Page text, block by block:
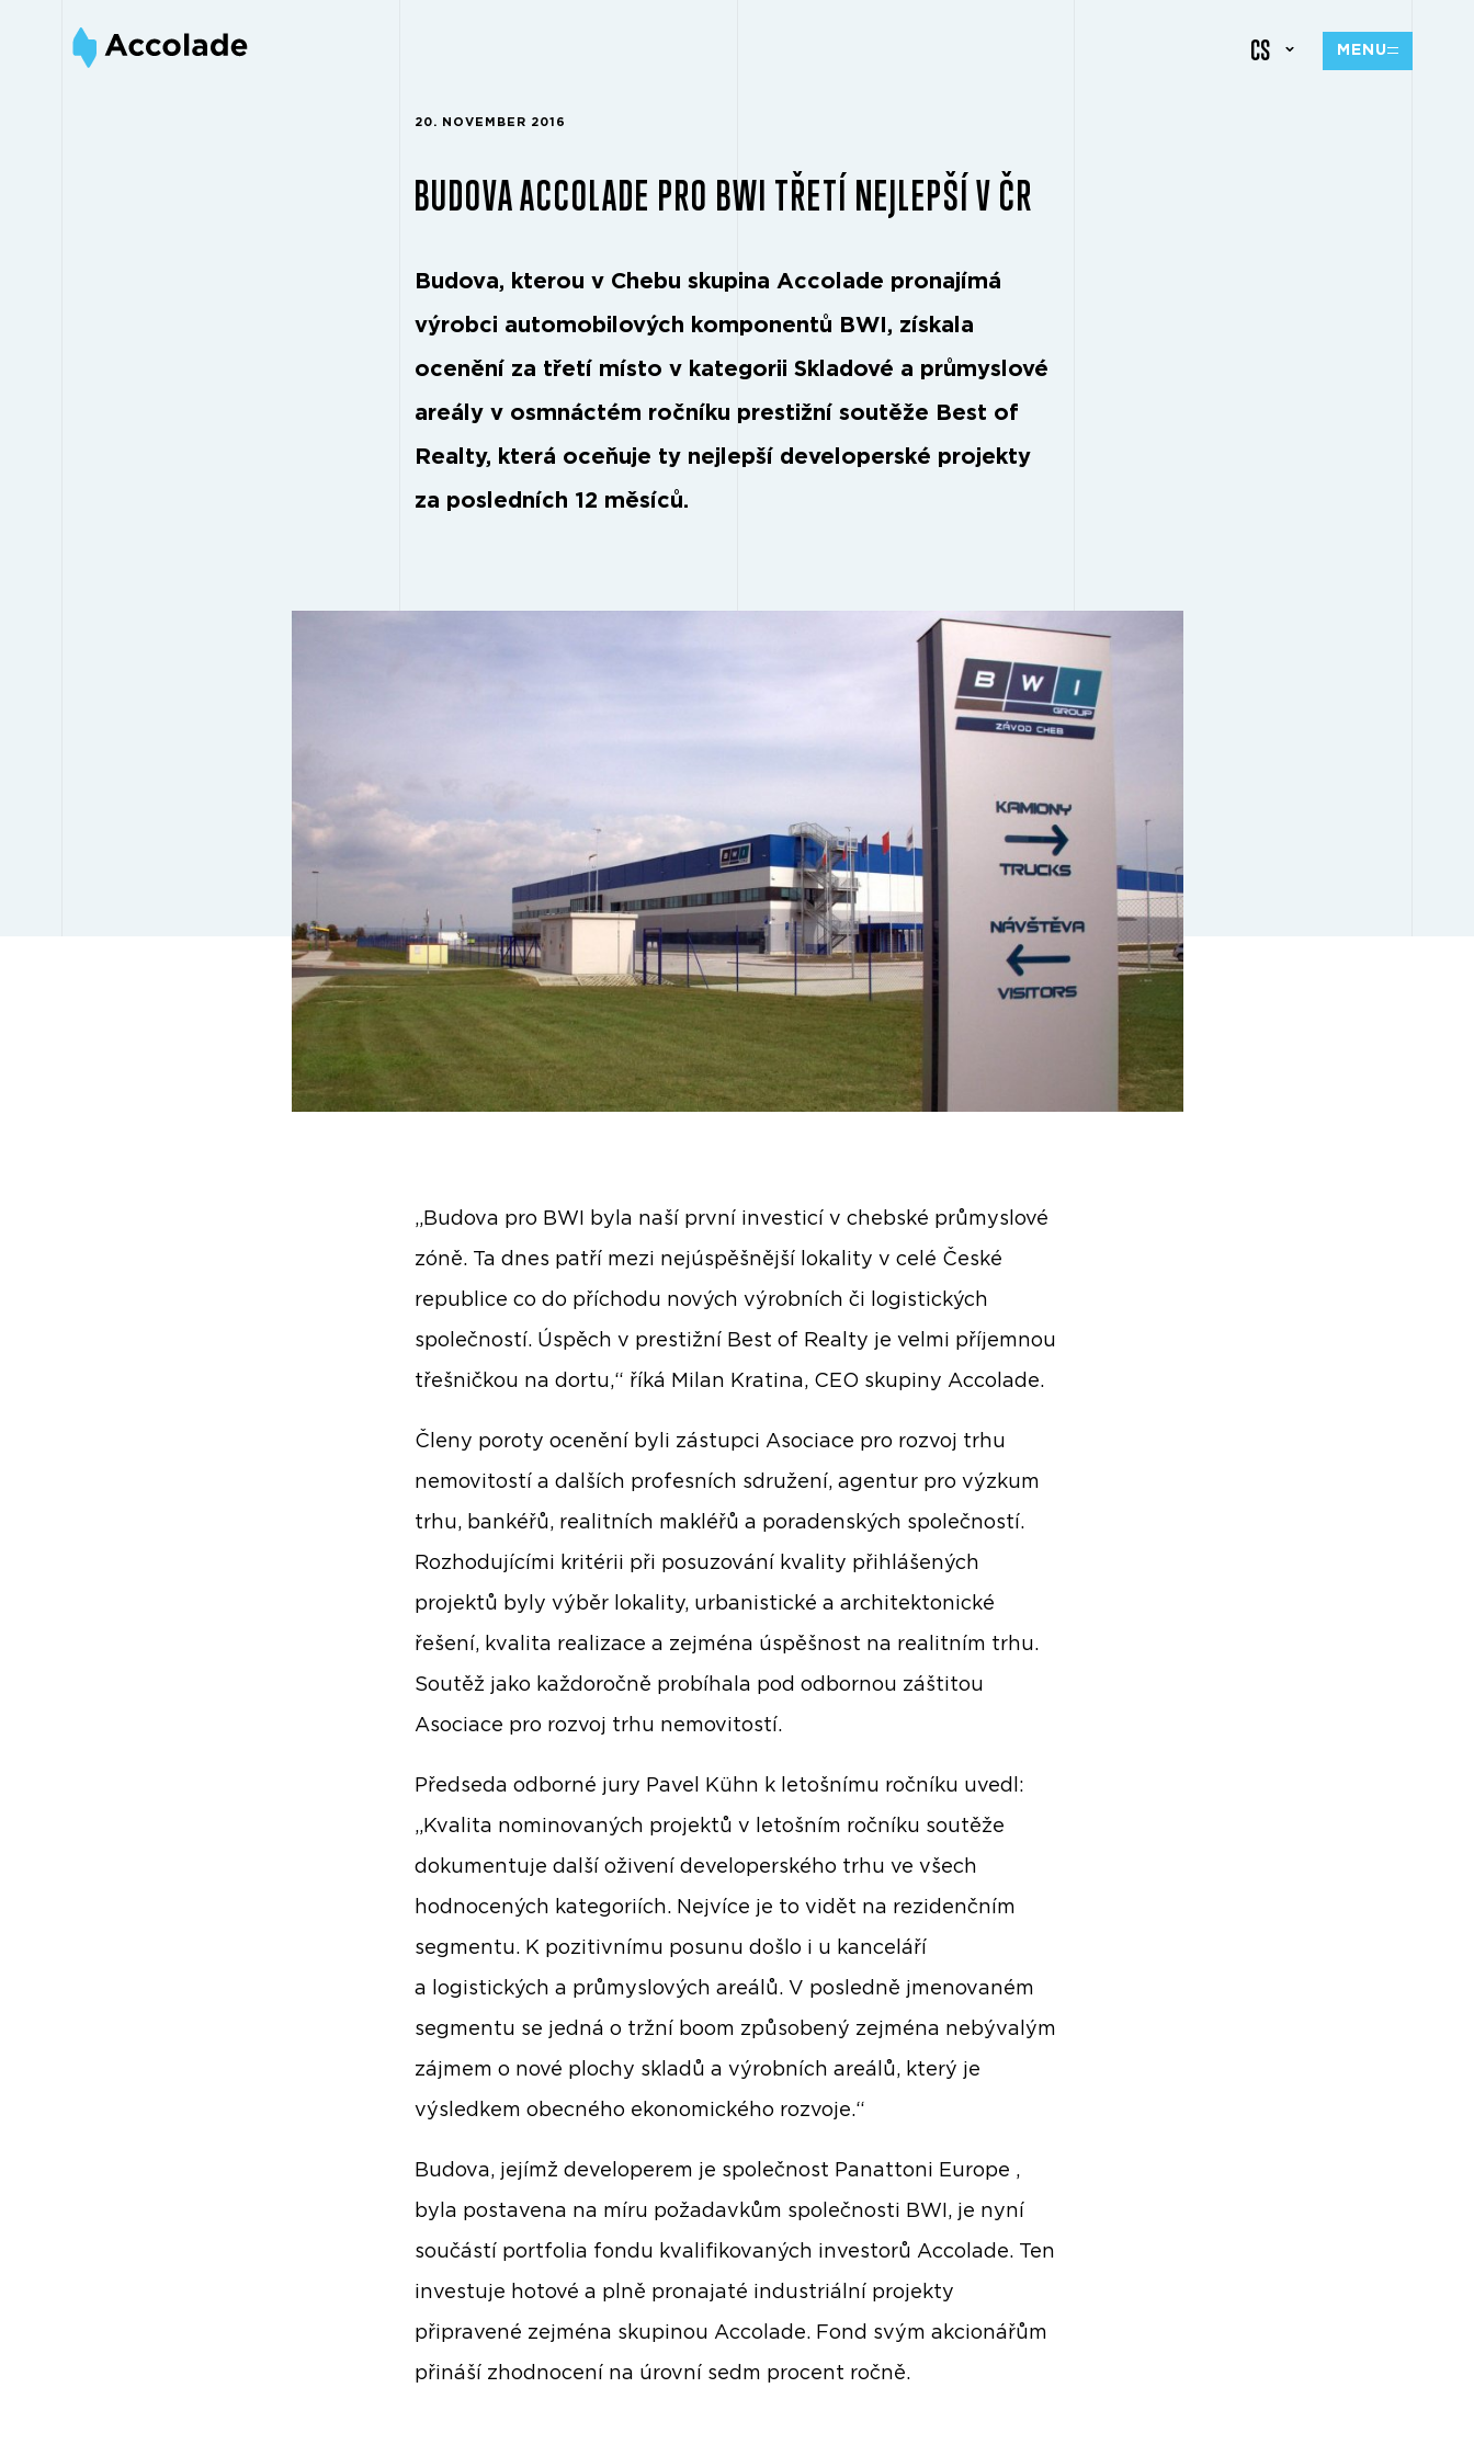
CS MENU
20. NOVEMBER 2016
BUDOVA ACCOLADE PRO BWI TŘETÍ NEJLEPŠÍ V ČR
Budova, kterou v Chebu skupina Accolade pronajímá
výrobci automobilových komponentů BWI, získala
ocenění za třetí místo v kategorii Skladové a průmyslové
areály v osmnáctém ročníku prestižní soutěže Best of
Realty, která oceňuje ty nejlepší developerské projekty
za posledních 12 měsíců.
„Budova pro BWI byla naší první investicí v chebské průmyslové
zóně. Ta dnes patří mezi nejúspěšnější lokality v celé České
republice co do příchodu nových výrobních či logistických
společností. Úspěch v prestižní Best of Realty je velmi příjemnou
třešničkou na dortu,“ říká Milan Kratina, CEO skupiny Accolade.
Členy poroty ocenění byli zástupci Asociace pro rozvoj trhu
nemovitostí a dalších profesních sdružení, agentur pro výzkum
trhu, bankéřů, realitních makléřů a poradenských společností.
Rozhodujícími kritérii při posuzování kvality přihlášených
projektů byly výběr lokality, urbanistické a architektonické
řešení, kvalita realizace a zejména úspěšnost na realitním trhu.
Soutěž jako každoročně probíhala pod odbornou záštitou
Asociace pro rozvoj trhu nemovitostí.
Předseda odborné jury Pavel Kühn k letošnímu ročníku uvedl:
„Kvalita nominovaných projektů v letošním ročníku soutěže
dokumentuje další oživení developerského trhu ve všech
hodnocených kategoriích. Nejvíce je to vidět na rezidenčním
segmentu. K pozitivnímu posunu došlo i u kanceláří
a logistických a průmyslových areálů. V posledně jmenovaném
segmentu se jedná o tržní boom způsobený zejména nebývalým
zájmem o nové plochy skladů a výrobních areálů, který je
výsledkem obecného ekonomického rozvoje.“
Budova, jejímž developerem je společnost Panattoni Europe ,
byla postavena na míru požadavkům společnosti BWI, je nyní
součástí portfolia fondu kvalifikovaných investorů Accolade. Ten
investuje hotové a plně pronajaté industriální projekty
připravené zejména skupinou Accolade. Fond svým akcionářům
přináší zhodnocení na úrovní sedm procent ročně.